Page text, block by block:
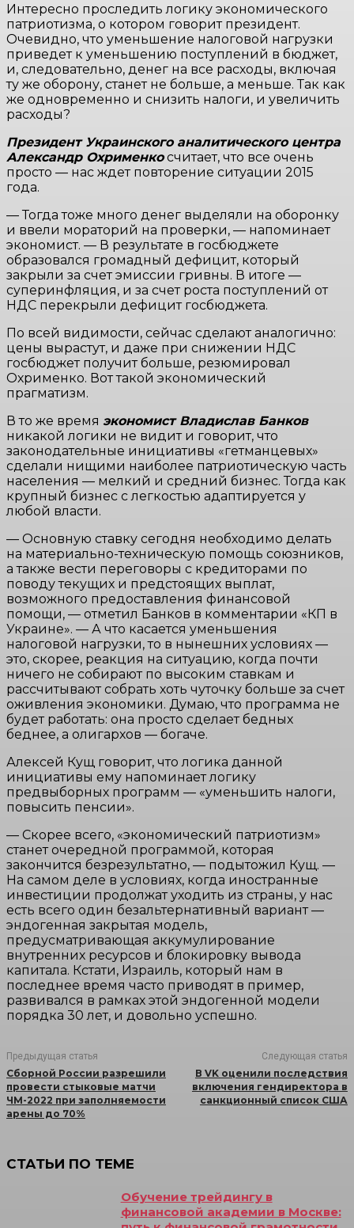
Интересно проследить логику экономического
патриотизма, о котором говорит президент.
Очевидно, что уменьшение налоговой нагрузки
приведет к уменьшению поступлений в бюджет,
и, следовательно, денег на все расходы, включая
ту же оборону, станет не больше, а меньше. Так как
же одновременно и снизить налоги, и увеличить
расходы?
Президент Украинского аналитического центра
Александр Охрименкосчитает, что все очень
просто — нас ждет повторение ситуации 2015
года.
— Тогда тоже много денег выделяли на оборонку
и ввели мораторий на проверки, — напоминает
экономист. — В результате в госбюджете
образовался громадный дефицит, который
закрыли за счет эмиссии гривны. В итоге —
суперинфляция, и за счет роста поступлений от
НДС перекрыли дефицит госбюджета.
По всей видимости, сейчас сделают аналогично:
цены вырастут, и даже при снижении НДС
госбюджет получит больше, резюмировал
Охрименко. Вот такой экономический
прагматизм.
В то же время экономист Владислав Банков
никакой логики не видит и говорит, что
законодательные инициативы «гетманцевых»
сделали нищими наиболее патриотическую часть
населения — мелкий и средний бизнес. Тогда как
крупный бизнес с легкостью адаптируется у
любой власти.
— Основную ставку сегодня необходимо делать
на материально-техническую помощь союзников,
а также вести переговоры с кредиторами по
поводу текущих и предстоящих выплат,
возможного предоставления финансовой
помощи, — отметил Банков в комментарии «КП в
Украине». — А что касается уменьшения
налоговой нагрузки, то в нынешних условиях —
это, скорее, реакция на ситуацию, когда почти
ничего не собирают по высоким ставкам и
рассчитывают собрать хоть чуточку больше за счет
оживления экономики. Думаю, что программа не
будет работать: она просто сделает бедных
беднее, а олигархов — богаче.
Алексей Кущ говорит, что логика данной
инициативы ему напоминает логику
предвыборных программ — «уменьшить налоги,
повысить пенсии».
— Скорее всего, «экономический патриотизм»
станет очередной программой, которая
закончится безрезультатно, — подытожил Кущ. —
На самом деле в условиях, когда иностранные
инвестиции продолжат уходить из страны, у нас
есть всего один безальтернативный вариант —
эндогенная закрытая модель,
предусматривающая аккумулирование
внутренних ресурсов и блокировку вывода
капитала. Кстати, Израиль, который нам в
последнее время часто приводят в пример,
развивался в рамках этой эндогенной модели
порядка 30 лет, и довольно успешно. ​
Предыдущая статья
Сборной России разрешили
провести стыковые матчи
ЧМ-2022 при заполняемости
арены до 70%
Следующая статья
В VK оценили последствия
включения гендиректора в
санкционный список США
СТАТЬИ ПО ТЕМЕ
Обучение трейдингу в
финансовой академии в Москве: